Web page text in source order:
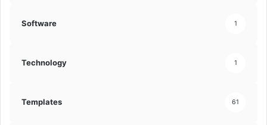
Software 1
Technology 1
Templates 61